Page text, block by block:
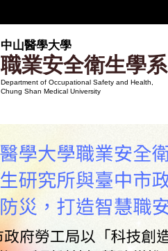
中山醫學大學
職業安全衛生學系
Department of Occupational Safety and Health,
Chung Shan Medical University